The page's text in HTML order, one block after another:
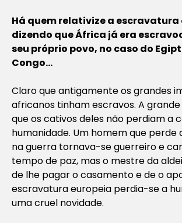
Há quem relativize a escravatura
dizendo que África já era
seu próprio povo, no caso do
Congo…
Claro que antigamente os grandes
africanos tinham escravos. A
que os cativos deles não perdiam a
humanidade. Um homem que perde
na guerra tornava-se guerreiro e
tempo de paz, mas o mestre da
de lhe pagar o casamento e de o
escravatura europeia perdia-se a
uma cruel novidade.